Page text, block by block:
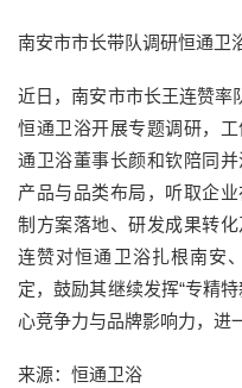
南安市市长带队调研恒通卫
近日，南安市市长王连赞
恒通卫浴开展专题调研，
通卫浴董事长颜和钦陪同
产品与品类布局，听取企
制方案落地、研发成果转
连赞对恒通卫浴扎根南安
定，鼓励其继续发挥“专精
心竞争力与品牌影响力，进
来源：恒通卫浴